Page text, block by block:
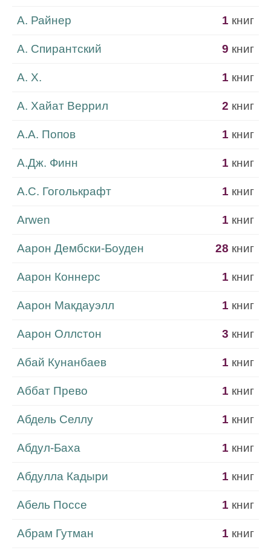
А. Райнер 1 книг
А. Спирантский 9 книг
А. Х. 1 книг
А. Хайат Веррил 2 книг
А.А. Попов 1 книг
А.Дж. Финн 1 книг
А.С. Гоголькрафт 1 книг
Аrwen 1 книг
Аарон Дембски-Боуден 28 книг
Аарон Коннерс 1 книг
Аарон Макдауэлл 1 книг
Аарон Оллстон 3 книг
Абай Кунанбаев 1 книг
Аббат Прево 1 книг
Абдель Селлу 1 книг
Абдул-Баха 1 книг
Абдулла Кадыри 1 книг
Абель Поссе 1 книг
Абрам Гутман 1 книг